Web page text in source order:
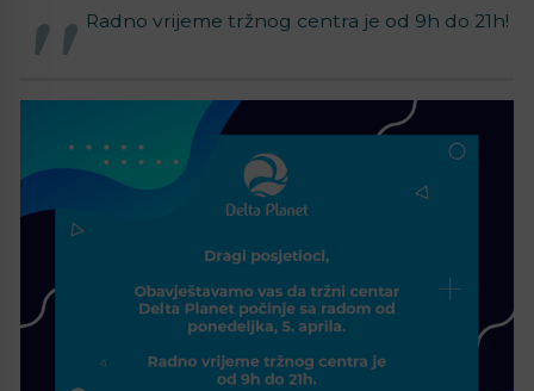
Radno vrijeme tržnog centra je od 9h do 21h!